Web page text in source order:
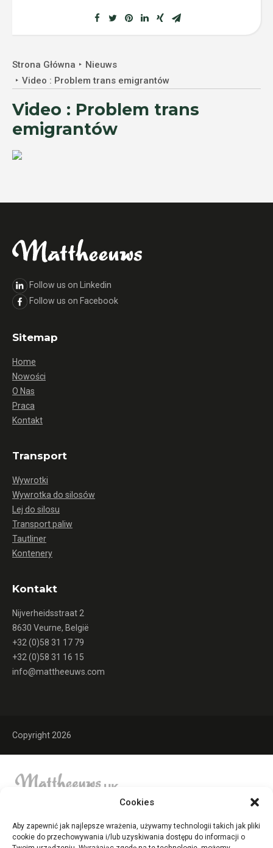
Cookies
Aby zapewnić jak najlepsze wrażenia, używamy technologii takich jak pliki
cookie do przechowywania i/lub uzyskiwania dostępu do informacji o
Strona Główna
Nieuws
Video : Problem trans emigrantów
Video : Problem trans
emigrantów
Follow us on Linkedin
Follow us on Facebook
Sitemap
Home
Nowości
O Nas
Praca
Kontakt
Transport
Wywrotki
Wywrotka do silosów
Lej do silosu
Transport paliw
Tautliner
Kontenery
Kontakt
Nijverheidsstraat 2
8630 Veurne, België
+32 (0)58 31 17 79
+32 (0)58 31 16 15
info@mattheeuws.com
Copyright 2026